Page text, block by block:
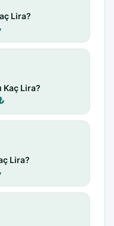
Lira?
Kaç Lira?
Lira?